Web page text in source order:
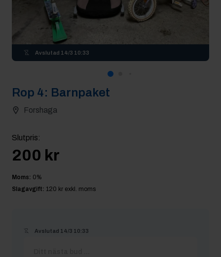
Avslutad 14/3 10:33
Rop 4: Barnpaket
Forshaga
Slutpris:
200 kr
Moms: 0%
Slagavgift: 120 kr exkl. moms
Avslutad 14/3 10:33